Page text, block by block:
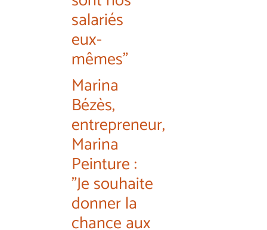
salariés
eux-
mêmes"
Marina
Bézès,
entrepreneur,
Marina
Peinture :
"Je souhaite
donner la
chance aux